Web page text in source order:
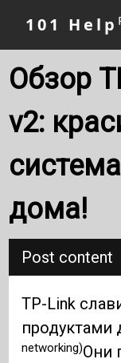
101 Help
Обзор
v2:
дома!
Post content
TP-Link
продуктами
networking)Они